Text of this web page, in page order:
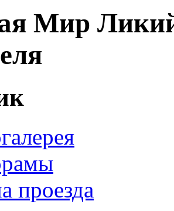
Мир
проезда